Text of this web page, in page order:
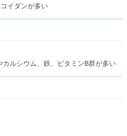
イダンが多い
ルシウム、鉄、ビタミンB群が多い